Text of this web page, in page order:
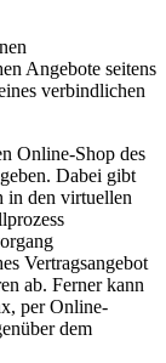
Angebote seitens
verbindlichen
Online-Shop des
Dabei gibt
in den virtuellen
Vertragsangebot
ab. Ferner kann
per Online-
dem